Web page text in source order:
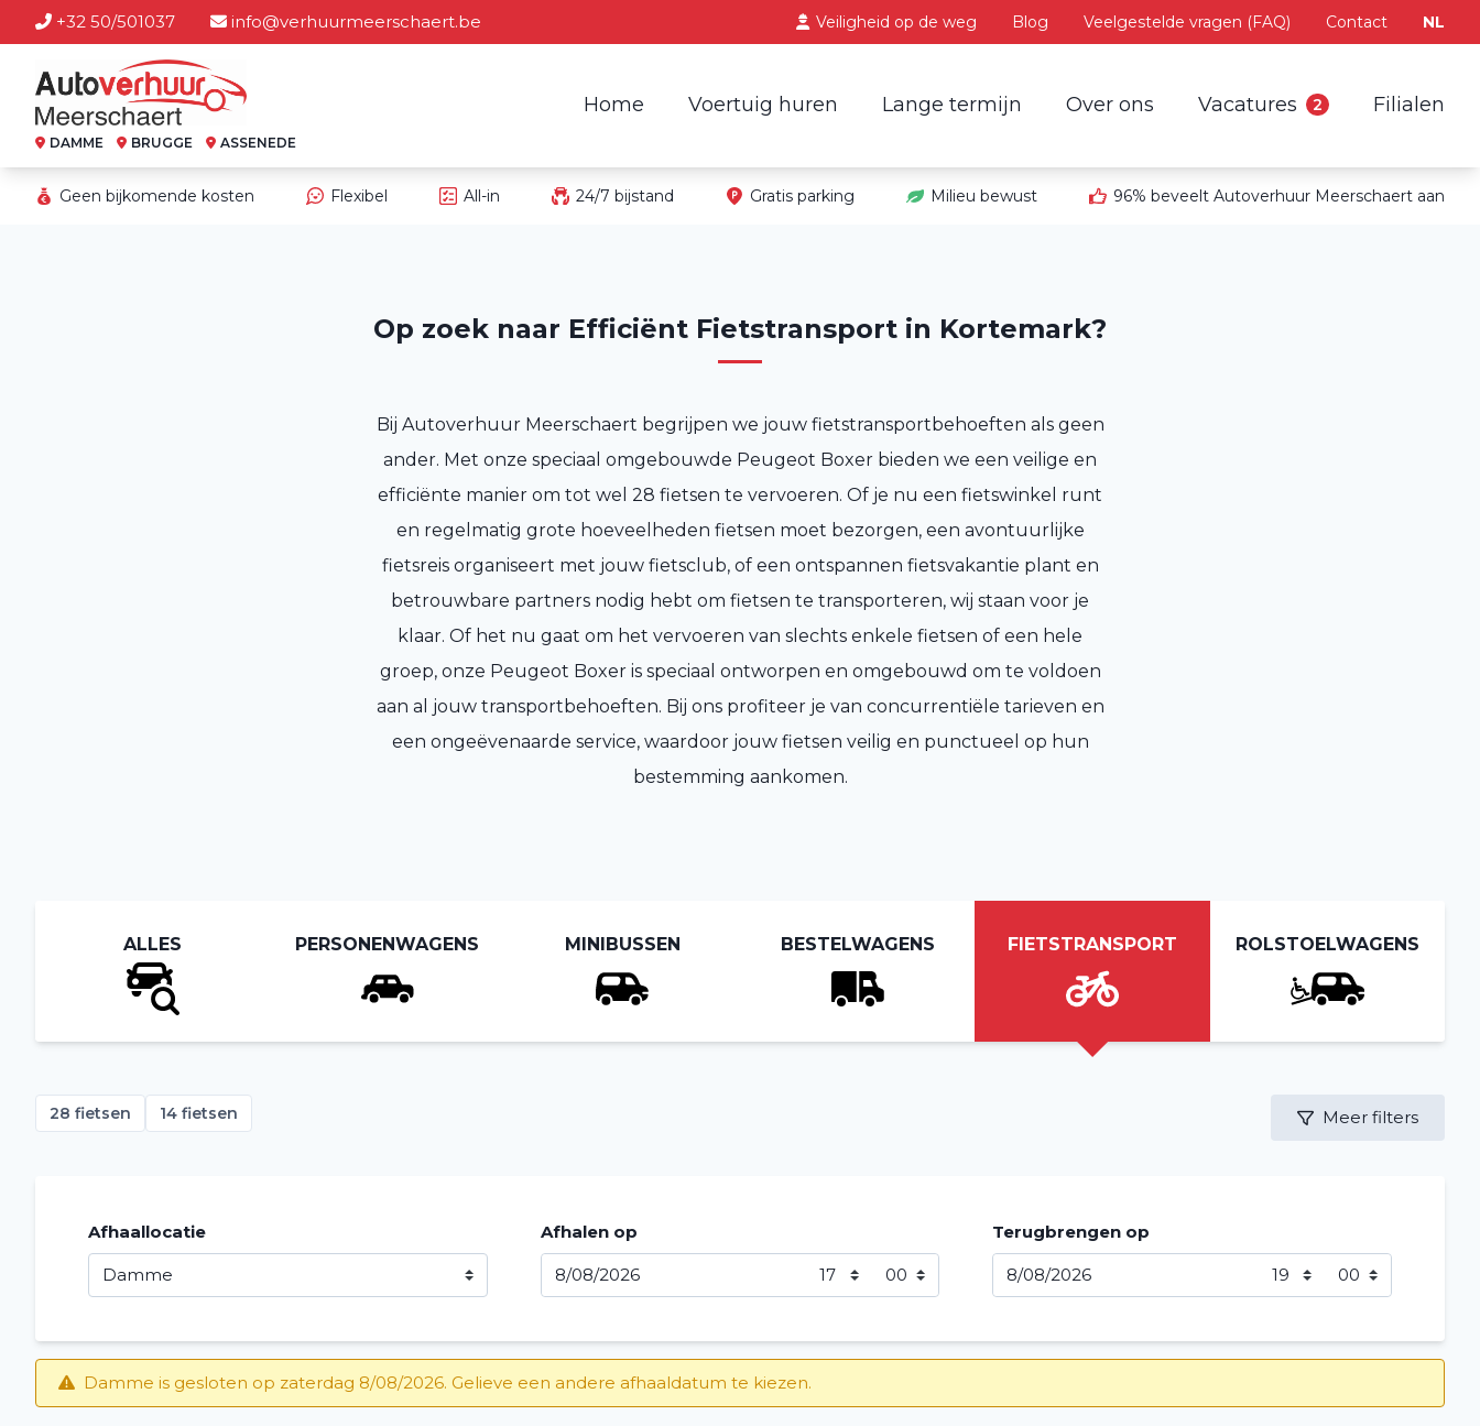
+32 50/501037 info@verhuurmeerschaert.be Veiligheid op de weg Blog Veelgestelde vragen (FAQ) Contact NL
DAMME BRUGGE ASSENEDE
Home Voertuig huren Lange termijn Over ons Vacatures 2 Filialen
Geen bijkomende kosten Flexibel All-in 24/7 bijstand Gratis parking Milieu bewust 96% beveelt Autoverhuur Meerschaert aan
Op zoek naar Efficiënt Fietstransport in Kortemark?
Bij Autoverhuur Meerschaert begrijpen we jouw fietstransportbehoeften als geen
ander. Met onze speciaal omgebouwde Peugeot Boxer bieden we een veilige en
efficiënte manier om tot wel 28 fietsen te vervoeren. Of je nu een fietswinkel runt
en regelmatig grote hoeveelheden fietsen moet bezorgen, een avontuurlijke
fietsreis organiseert met jouw fietsclub, of een ontspannen fietsvakantie plant en
betrouwbare partners nodig hebt om fietsen te transporteren, wij staan voor je
klaar. Of het nu gaat om het vervoeren van slechts enkele fietsen of een hele
groep, onze Peugeot Boxer is speciaal ontworpen en omgebouwd om te voldoen
aan al jouw transportbehoeften. Bij ons profiteer je van concurrentiële tarieven en
een ongeëvenaarde service, waardoor jouw fietsen veilig en punctueel op hun
bestemming aankomen.
ALLES PERSONENWAGENS MINIBUSSEN BESTELWAGENS FIETSTRANSPORT ROLSTOELWAGENS
28 fietsen 14 fietsen Meer filters
Afhaallocatie Afhalen op Terugbrengen op
Damme is gesloten op zaterdag 8/08/2026. Gelieve een andere afhaaldatum te kiezen.